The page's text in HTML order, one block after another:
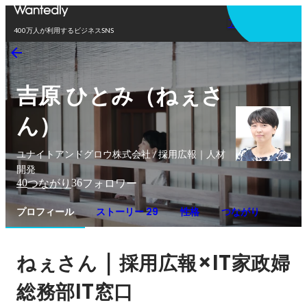
400万人が利用するビジネスSNS
アプリを使う
吉原 ひとみ（ねぇさ
ん）
ユナイトアンドグロウ株式会社 / 採用広報｜人材
開発
40つながり 36フォロワー
プロフィール ストーリー 29 性格 つながり
ねぇさん ｜採用広報×IT家政婦
総務部IT窓口